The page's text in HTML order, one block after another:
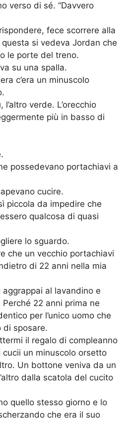
verso di sé. “Davvero
fece scorrere alla
si vedeva Jordan che
le porte del treno.
su una spalla.
c’era un minuscolo
verde. L’orecchio
più in basso di
possedevano portachiavi a
cucire.
piccola da impedire che
qualcosa di quasi
lo sguardo.
che un vecchio portachiavi
di 22 anni nella mia
aggrappai al lavandino e
22 anni prima ne
per l’unico uomo che
di sposare.
il regalo di compleanno
cucii un minuscolo orsetto
Un bottone veniva da un
dalla scatola del cucito
quello stesso giorno e lo
che era il suo